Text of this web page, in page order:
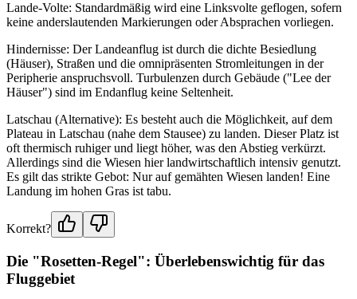
Lande-Volte: Standardmäßig wird eine Linksvolte geflogen, sofern
keine anderslautenden Markierungen oder Absprachen vorliegen.
Hindernisse: Der Landeanflug ist durch die dichte Besiedlung
(Häuser), Straßen und die omnipräsenten Stromleitungen in der
Peripherie anspruchsvoll. Turbulenzen durch Gebäude ("Lee der
Häuser") sind im Endanflug keine Seltenheit.
Latschau (Alternative): Es besteht auch die Möglichkeit, auf dem
Plateau in Latschau (nahe dem Stausee) zu landen. Dieser Platz ist
oft thermisch ruhiger und liegt höher, was den Abstieg verkürzt.
Allerdings sind die Wiesen hier landwirtschaftlich intensiv genutzt.
Es gilt das strikte Gebot: Nur auf gemähten Wiesen landen! Eine
Landung im hohen Gras ist tabu.
Korrekt?
Die "Rosetten-Regel": Überlebenswichtig für das
Fluggebiet